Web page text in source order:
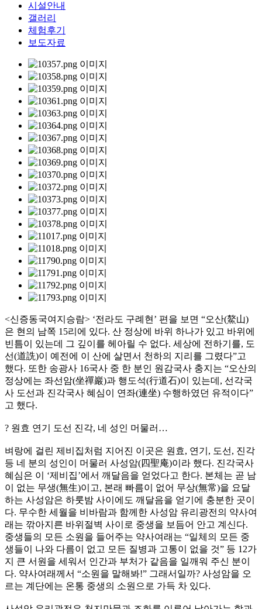
시설안내
갤러리
체험후기
보도자료
<신증동국여지승람> ‘전라도 구례현’ 편을 보면 “오산(鰲山)
은 현의 남쪽 15리에 있다. 산 정상에 바위 하나가 있고 바위에
빈틈이 있는데 그 깊이를 헤아릴 수 없다. 세상에 전하기를, 도
선(道詵)이 예전에 이 산에 살면서 천하의 지리를 그렸다”고
했다. 또한 송광사 16국사 중 한 분인 원감국사 충지는 “오산의
정상에는 좌선암(坐禪巖)과 행도석(行道石)이 있는데, 선각국
사 도선과 진각국사 혜심이 연좌(連坐) 수행하였던 유적이다”
고 했다.
? 원효 연기 도선 진각, 네 성인 머물러…
벼랑에 걸린 제비집처럼 지어진 이곳은 원효, 연기, 도선, 진각
등 네 분의 성인이 머물러 사성암(四聖庵)이라 했다. 진각국사
혜심은 이 ‘제비집’에서 깨달음을 얻었다고 한다. 본체는 곧 남
이 없는 무생(無生)이고, 본래 빠름이 없어 무상(無常)을 요달
하는 사성암은 하룻밤 사이에도 깨달음을 얻기에 충분한 곳이
다. 무수한 세월을 비바람과 함께한 사성암 유리광전의 약사여
래는 깎아지른 바위절벽 사이로 중생을 보듬어 안고 계신다.
중생들의 모든 소원을 들어주는 약사여래는 “일체의 모든 중
생들이 나와 다름이 없고 모든 질병과 고통이 없을 것” 등 12가
지 큰 서원을 세워서 인간과 부처가 같음을 일깨워 주신 분이
다. 약사여래께서 “소원을 말해봐!” 그래서일까? 사성암을 오
르는 계단에는 온통 중생의 소원으로 가득 차 있다.